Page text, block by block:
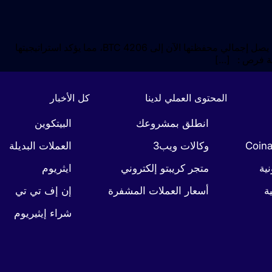
تواصل شركة الاستثمار Metaplanet التزامها تجاه Bitcoin من خلال الاستحواذ على 13 مليون دولار إضافية في BTC. مع هذا الاستحواذ الجديد، يصل إجمالي محفظتها الآن إلى 4206 BTC، مما يؤكد استراتيجيتها
فرص : […]
كل الأخبار
البيتكوين
العملات البديلة
ايثريوم
إن إف تي تي
شراء إيثيريوم
المحتوى العملي لدينا
انطلق بمشروعك
وكالات ويب3
متجر كريبتو إلكتروني
أسعار العملات المشفرة